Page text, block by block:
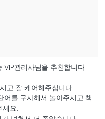
관리사님을 추천합니다.
고 잘 케어해주십니다.
어를 구사해서 놀아주시고 책
세요.